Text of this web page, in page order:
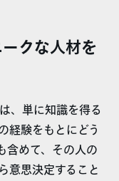
クな人材を
、単に知識を得る
経験をもとにどう
含めて、その人の
意思決定すること